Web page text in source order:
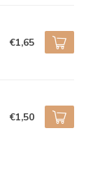
€1,65
€1,50